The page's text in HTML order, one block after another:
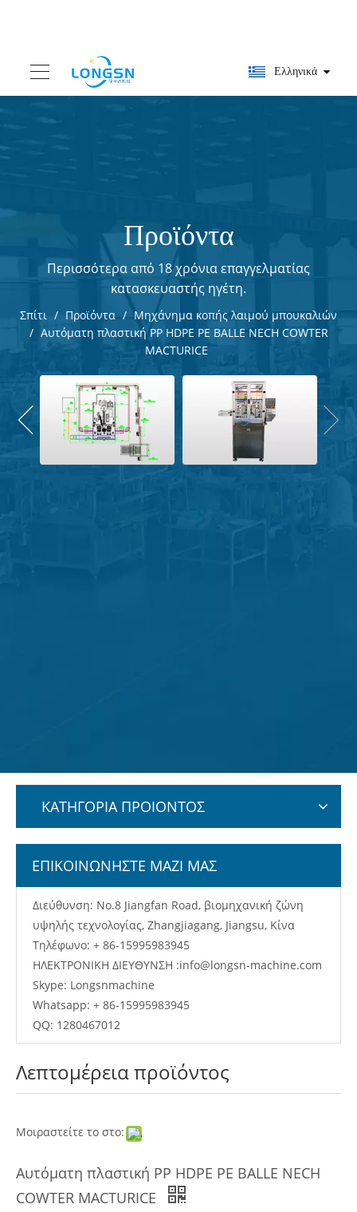
Ελληνικά
Προϊόντα
Περισσότερα από 18 χρόνια επαγγελματίας
κατασκευαστής ηγέτη.
Σπίτι / Προϊόντα / Μηχάνημα κοπής λαιμού μπουκαλιών
/ Αυτόματη πλαστική PP HDPE PE BALLE NECH COWTER
MACTURICE
ΚΑΤΗΓΟΡΙΑ ΠΡΟΙΟΝΤΟΣ
ΕΠΙΚΟΙΝΩΝΗΣΤΕ ΜΑΖΙ ΜΑΣ
Διεύθυνση: No.8 Jiangfan Road, βιομηχανική ζώνη
υψηλής τεχνολογίας, Zhangjiagang, Jiangsu, Κίνα
Τηλέφωνο: + 86-15995983945
ΗΛΕΚΤΡΟΝΙΚΗ ΔΙΕΥΘΥΝΣΗ :info@longsn-machine.com
Skype: Longsnmachine
Whatsapp: + 86-15995983945
QQ: 1280467012
Λεπτομέρεια προϊόντος
Μοιραστείτε το στο:
Αυτόματη πλαστική PP HDPE PE BALLE NECH
COWTER MACTURICE